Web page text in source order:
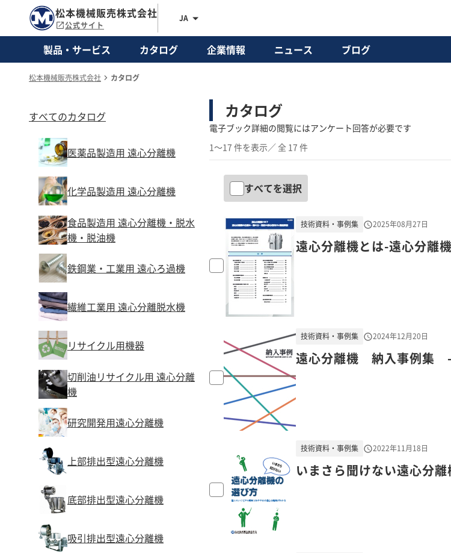
松本機械販売株式会社
公式サイト
JA
製品・サービス カタログ 企業情報 ニュース ブログ
松本機械販売株式会社 カタログ
すべてのカタログ
医薬品製造用 遠心分離機
化学品製造用 遠心分離機
食品製造用 遠心分離機・脱水
機・脱油機
鉄鋼業・工業用 遠心ろ過機
繊維工業用 遠心分離脱水機
リサイクル用機器
切削油リサイクル用 遠心分離
機
研究開発用遠心分離機
上部排出型遠心分離機
底部排出型遠心分離機
吸引排出型遠心分離機
カタログ
電子ブック詳細の閲覧にはアンケート回答が必要です
1～17 件を表示／ 全 17 件
すべてを選択
遠心分離機とは-遠心分離
技術資料・事例集 2025年08月27日
遠心分離機 納入事例集 -
技術資料・事例集 2024年12月20日
いまさら聞けない遠心分
技術資料・事例集 2022年11月18日